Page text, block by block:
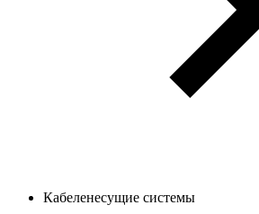
Кабеленесущие системы